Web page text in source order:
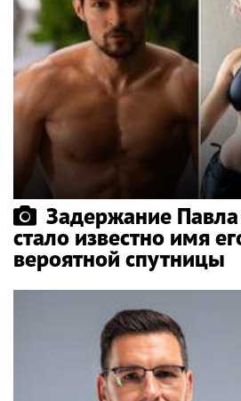
Задержание
стало известно имя
вероятной спутницы